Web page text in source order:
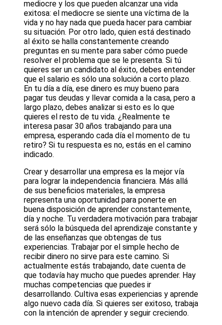
mediocre y los que pueden alcanzar una vida
exitosa: el mediocre se siente una víctima de la
vida y no hay nada que pueda hacer para cambiar
su situación. Por otro lado, quien está destinado
al éxito se halla constantemente creando
preguntas en su mente para saber cómo puede
resolver el problema que se le presenta. Si tú
quieres ser un candidato al éxito, debes entender
que el salario es sólo una solución a corto plazo.
En tu día a día, ese dinero es muy bueno para
pagar tus deudas y llevar comida a la casa, pero a
largo plazo, debes analizar si esto es lo que
quieres el resto de tu vida. ¿Realmente te
interesa pasar 30 años trabajando para una
empresa, esperando cada día el momento de tu
retiro? Si tu respuesta es no, estás en el camino
indicado.
Crear y desarrollar una empresa es la mejor vía
para lograr la independencia financiera. Más allá
de sus beneficios materiales, la empresa
representa una oportunidad para ponerte en
buena disposición de aprender constantemente,
día y noche. Tu verdadera motivación para trabajar
será sólo la búsqueda del aprendizaje constante y
de las enseñanzas que obtengas de tus
experiencias. Trabajar por el simple hecho de
recibir dinero no sirve para este camino. Si
actualmente estás trabajando, date cuenta de
que todavía hay mucho que puedes aprender. Hay
muchas competencias que puedes ir
desarrollando. Cultiva esas experiencias y aprende
algo nuevo cada día. Si quieres ser exitoso, trabaja
con la intención de aprender y seguir creciendo.